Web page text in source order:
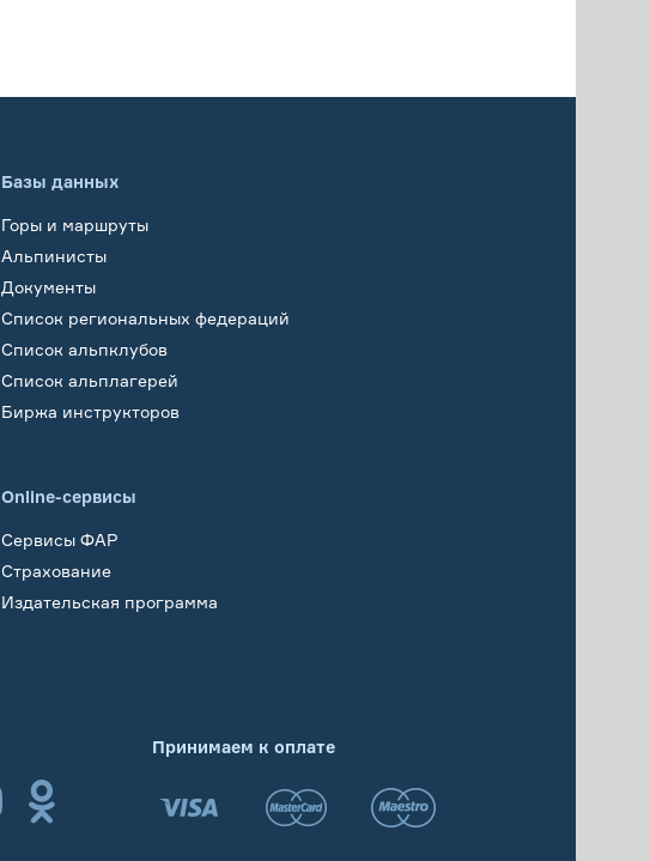
Базы данных
Горы и маршруты
Альпинисты
Документы
Список региональных федераций
Список альпклубов
Список альплагерей
Биржа инструкторов
Online-сервисы
Сервисы ФАР
Страхование
Издательская программа
Принимаем к оплате